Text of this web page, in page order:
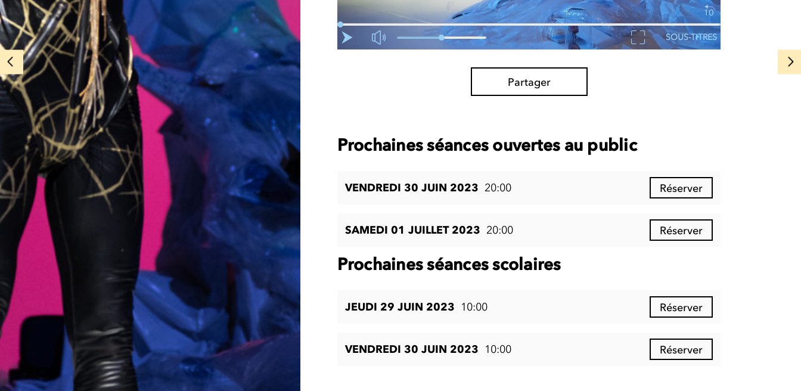
SOUS-TITRES
Partager
Prochaines séances ouvertes au public
VENDREDI 30 JUIN 2023 20:00 Réserver
SAMEDI 01 JUILLET 2023 20:00 Réserver
Prochaines séances scolaires
JEUDI 29 JUIN 2023 10:00 Réserver
VENDREDI 30 JUIN 2023 10:00 Réserver